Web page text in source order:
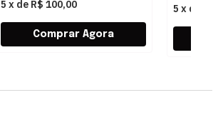
5 x de R$ 100,00 5 x de